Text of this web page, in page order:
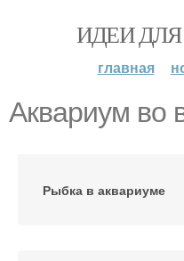
ИДЕИ
главная
Аквариум во
Рыбка в аквариуме